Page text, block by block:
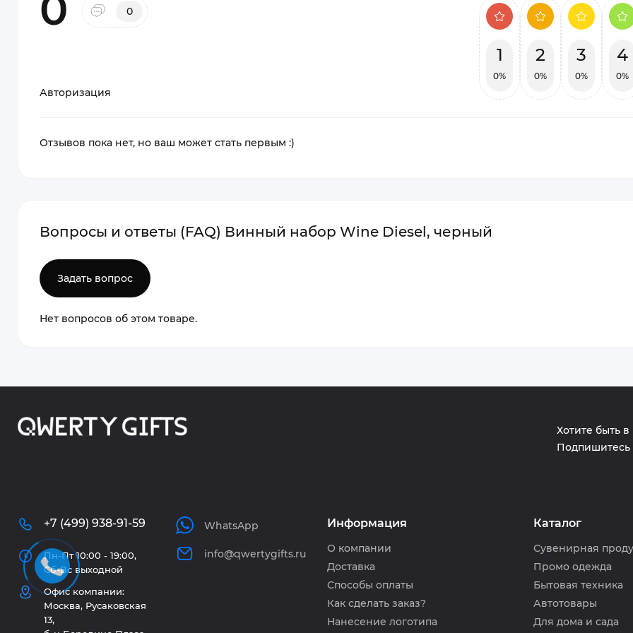
0
Авторизация
1
0%
2
0%
3
0%
4
0%
Отзывов пока нет, но ваш может стать первым :)
Вопросы и ответы (FAQ) Винный набор Wine Diesel, черный
Задать вопрос
Нет вопросов об этом товаре.
Хотите быть
Подпишитесь
+7 (499) 938-91-59
Пн-Пт 10:00 - 19:00,
Сб-Вс выходной
Офис компании:
Москва, Русаковская
13,
WhatsApp
info@qwertygifts.ru
Информация
О компании
Доставка
Способы оплаты
Как сделать заказ?
Нанесение логотипа
Каталог
Сувенирная
Промо одежда
Бытовая техника
Автотовары
Для дома и сада